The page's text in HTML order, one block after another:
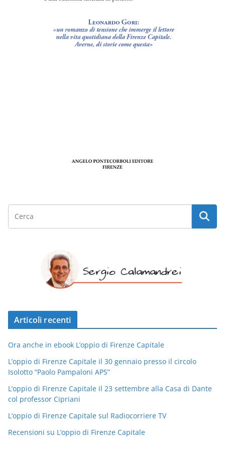
Articoli recenti
Ora anche in ebook L’oppio di Firenze Capitale
L’oppio di Firenze Capitale il 30 gennaio presso il circolo
Isolotto “Paolo Pampaloni APS”
L’oppio di Firenze Capitale il 23 settembre alla Casa di Dante
col professor Cipriani
L’oppio di Firenze Capitale sul Radiocorriere TV
Recensioni su L’oppio di Firenze Capitale